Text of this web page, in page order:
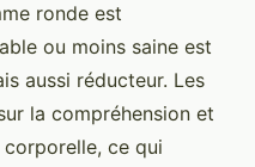
ronde est
ou moins saine est
aussi réducteur. Les
la compréhension et
ce qui